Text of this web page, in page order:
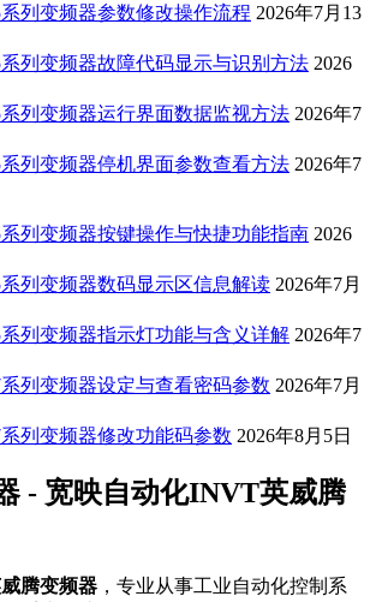
列变频器参数修改操作流程 2026年7月13
列变频器故障代码显示与识别方法 2026
列变频器运行界面数据监视方法 2026年7
列变频器停机界面参数查看方法 2026年7
列变频器按键操作与快捷功能指南 2026
列变频器数码显示区信息解读 2026年7月
列变频器指示灯功能与含义详解 2026年7
列变频器设定与查看密码参数 2026年7月
列变频器修改功能码参数 2026年8月5日
- 宽映自动化INVT英威腾
腾变频器 ，专业从事工业自动化控制系